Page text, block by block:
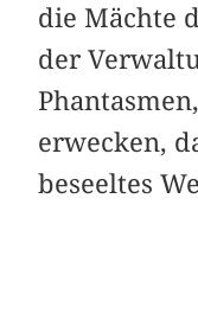
die Mächte
der
erwecken,
beseeltes